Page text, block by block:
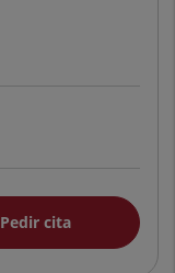
Pedir cita